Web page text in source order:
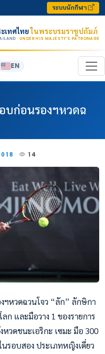
ระบบนักกีฬา
เทศไทยในพระบรมราชูปถัมภ์
· UNDER HIS MAJESTY’S PATRONAGE
EN
บก่อนรองฯหวดฉ
14
หวดฉวนโจว “ลัก” ลักษิกา
ก และมือวาง 1 ของรายการ
วดชนะเอริกะ เซมะ มือ 300
รอบสอง ประเภทหญิงเดี่ยว